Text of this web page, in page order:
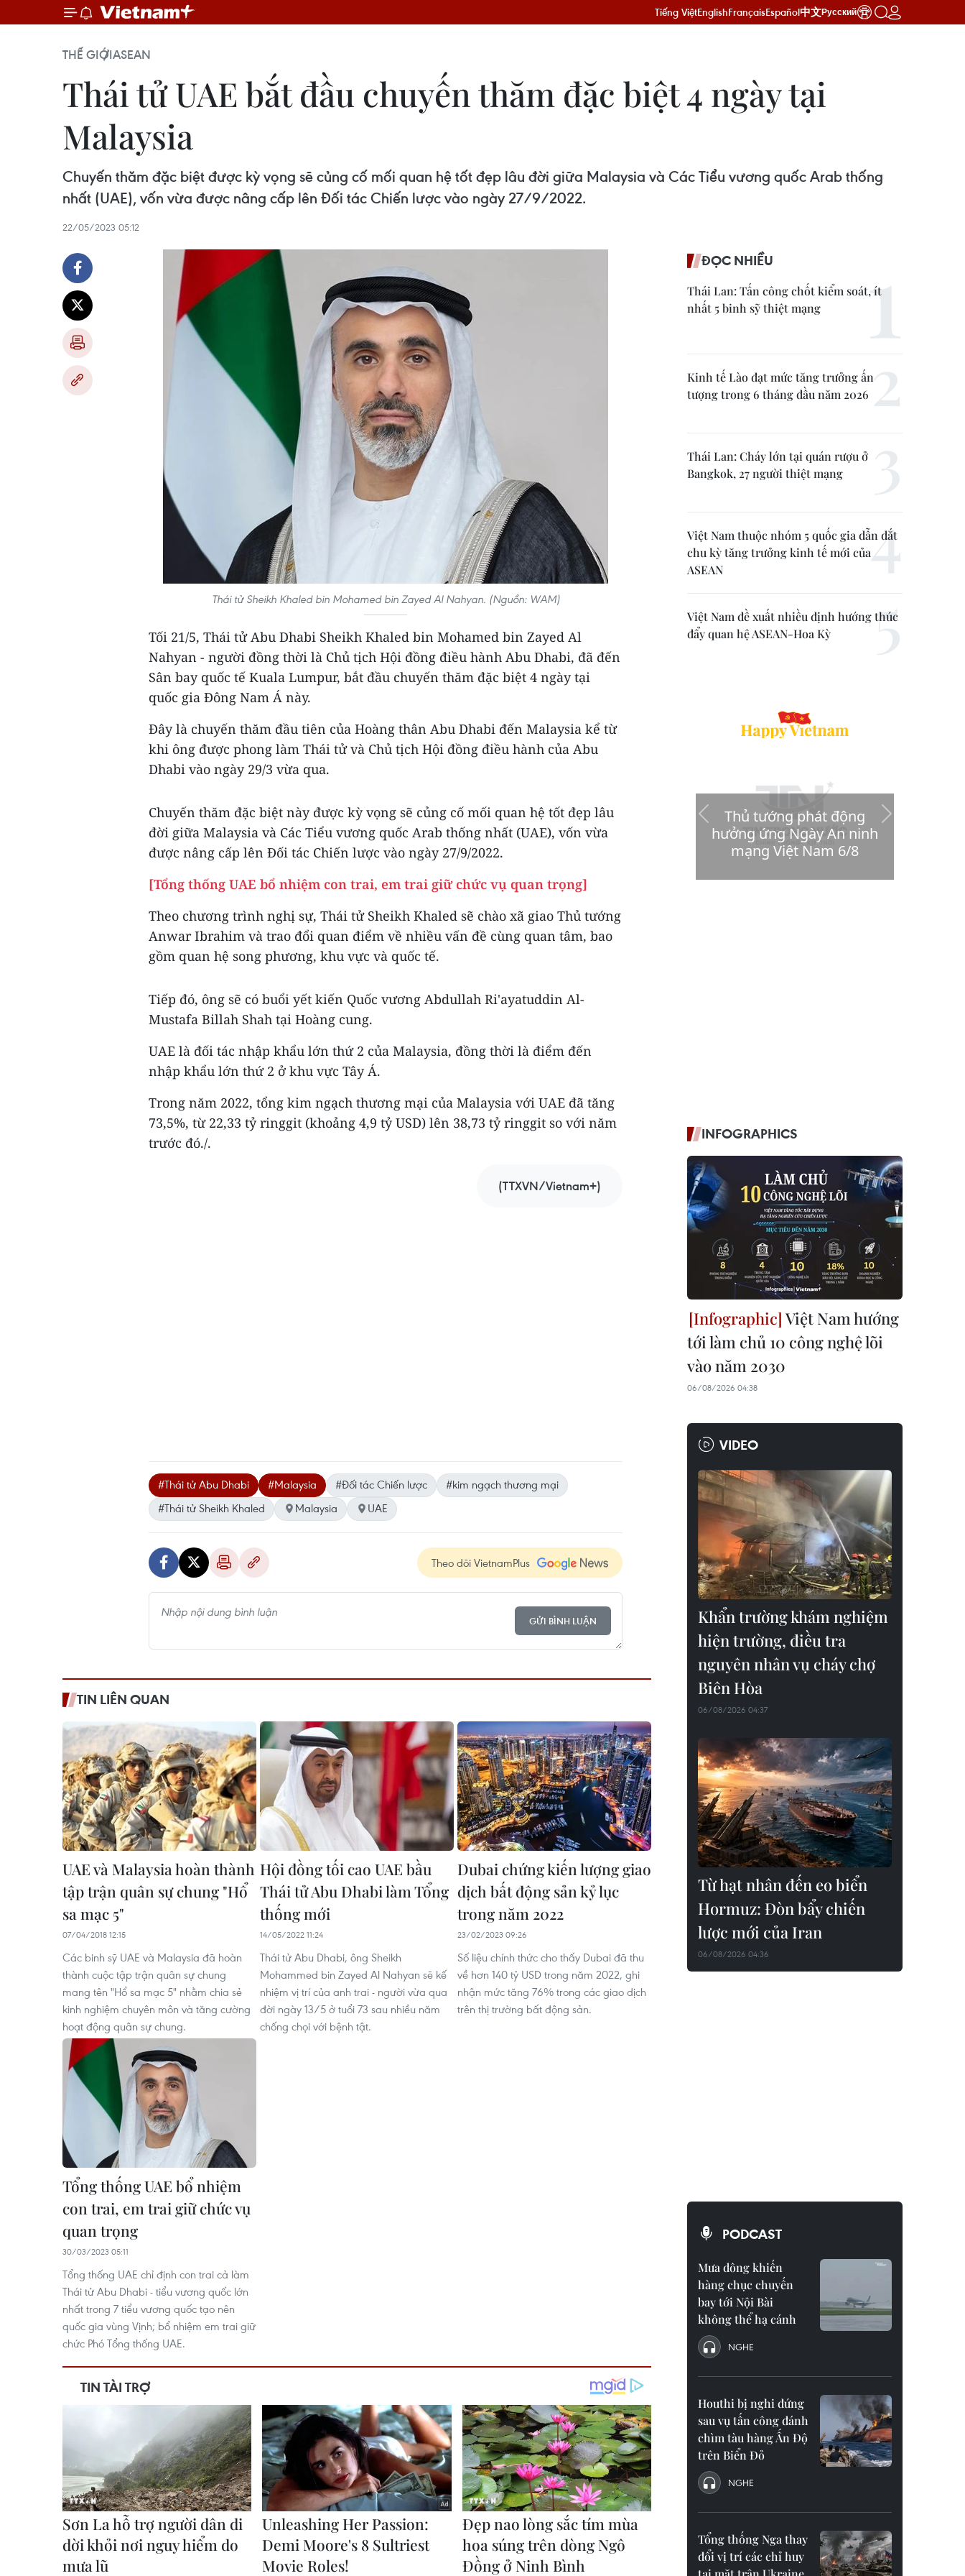
Tiếng ViệtEnglishFrançaisEspañol中文Русский
THẾ GIỚIASEAN
Thái tử UAE bắt đầu chuyến thăm đặc biệt 4 ngày tại
Malaysia
Chuyến thăm đặc biệt được kỳ vọng sẽ củng cố mối quan hệ tốt đẹp lâu đời giữa Malaysia và Các Tiểu vương quốc Arab thống
nhất (UAE), vốn vừa được nâng cấp lên Đối tác Chiến lược vào ngày 27/9/2022.
22/05/2023 05:12
Thái tử Sheikh Khaled bin Mohamed bin Zayed Al Nahyan. (Nguồn: WAM)
Tối 21/5, Thái tử Abu Dhabi Sheikh Khaled bin Mohamed bin Zayed Al
Nahyan - người đồng thời là Chủ tịch Hội đồng điều hành Abu Dhabi, đã đến
Sân bay quốc tế Kuala Lumpur, bắt đầu chuyến thăm đặc biệt 4 ngày tại
quốc gia Đông Nam Á này.
Đây là chuyến thăm đầu tiên của Hoàng thân Abu Dhabi đến Malaysia kể từ
khi ông được phong làm Thái tử và Chủ tịch Hội đồng điều hành của Abu
Dhabi vào ngày 29/3 vừa qua.
Chuyến thăm đặc biệt này được kỳ vọng sẽ củng cố mối quan hệ tốt đẹp lâu
đời giữa Malaysia và Các Tiểu vương quốc Arab thống nhất (UAE), vốn vừa
được nâng cấp lên Đối tác Chiến lược vào ngày 27/9/2022.
[Tổng thống UAE bổ nhiệm con trai, em trai giữ chức vụ quan trọng]
Theo chương trình nghị sự, Thái tử Sheikh Khaled sẽ chào xã giao Thủ tướng
Anwar Ibrahim và trao đổi quan điểm về nhiều vấn đề cùng quan tâm, bao
gồm quan hệ song phương, khu vực và quốc tế.
Tiếp đó, ông sẽ có buổi yết kiến Quốc vương Abdullah Ri'ayatuddin Al-
Mustafa Billah Shah tại Hoàng cung.
UAE là đối tác nhập khẩu lớn thứ 2 của Malaysia, đồng thời là điểm đến
nhập khẩu lớn thứ 2 ở khu vực Tây Á.
Trong năm 2022, tổng kim ngạch thương mại của Malaysia với UAE đã tăng
73,5%, từ 22,33 tỷ ringgit (khoảng 4,9 tỷ USD) lên 38,73 tỷ ringgit so với năm
trước đó./.
(TTXVN/Vietnam+)
#Thái tử Abu Dhabi #Malaysia #Đối tác Chiến lược
#kim ngạch thương mại
#Thái tử Sheikh Khaled
Malaysia UAE
Theo dõi VietnamPlus
GỬI BÌNH LUẬN
TIN LIÊN QUAN
UAE và Malaysia hoàn thành
tập trận quân sự chung "Hổ
sa mạc 5"
07/04/2018 12:15
Các binh sỹ UAE và Malaysia đã hoàn
thành cuộc tập trận quân sự chung
mang tên "Hổ sa mạc 5" nhằm chia sẻ
kinh nghiệm chuyên môn và tăng cường
hoạt động quân sự chung.
Hội đồng tối cao UAE bầu
Thái tử Abu Dhabi làm Tổng
thống mới
14/05/2022 11:24
Thái tử Abu Dhabi, ông Sheikh
Mohammed bin Zayed Al Nahyan sẽ kế
nhiệm vị trí của anh trai - người vừa qua
đời ngày 13/5 ở tuổi 73 sau nhiều năm
chống chọi với bệnh tật.
Dubai chứng kiến lượng giao
dịch bất động sản kỷ lục
trong năm 2022
23/02/2023 09:26
Số liệu chính thức cho thấy Dubai đã thu
về hơn 140 tỷ USD trong năm 2022, ghi
nhận mức tăng 76% trong các giao dịch
trên thị trường bất động sản.
Tổng thống UAE bổ nhiệm
con trai, em trai giữ chức vụ
quan trọng
30/03/2023 05:11
Tổng thống UAE chỉ định con trai cả làm
Thái tử Abu Dhabi - tiểu vương quốc lớn
nhất trong 7 tiểu vương quốc tạo nên
quốc gia vùng Vịnh; bổ nhiệm em trai giữ
chức Phó Tổng thống UAE.
ĐỌC NHIỀU
Thái Lan: Tấn công chốt kiểm soát, ít
nhất 5 binh sỹ thiệt mạng
Kinh tế Lào đạt mức tăng trưởng ấn
tượng trong 6 tháng đầu năm 2026
Thái Lan: Cháy lớn tại quán rượu ở
Bangkok, 27 người thiệt mạng
Việt Nam thuộc nhóm 5 quốc gia dẫn dắt
chu kỳ tăng trưởng kinh tế mới của
ASEAN
Việt Nam đề xuất nhiều định hướng thúc
đẩy quan hệ ASEAN-Hoa Kỳ
INFOGRAPHICS
Việt Nam hướng
tới làm chủ 10 công nghệ lõi
vào năm 2030
06/08/2026 04:38
VIDEO
Khẩn trường khám nghiệm
hiện trường, điều tra
nguyên nhân vụ cháy chợ
Biên Hòa
06/08/2026 04:37
Từ hạt nhân đến eo biển
Hormuz: Đòn bẩy chiến
lược mới của Iran
06/08/2026 04:36
PODCAST
Mưa dông khiến
hàng chục chuyến
bay tới Nội Bài
không thể hạ cánh
NGHE
Houthi bị nghi đứng
sau vụ tấn công đánh
chìm tàu hàng Ấn Độ
trên Biển Đỏ
NGHE
Tổng thống Nga thay
đổi vị trí các chỉ huy